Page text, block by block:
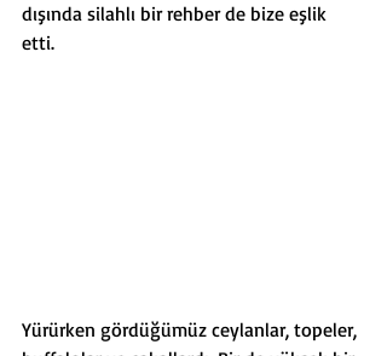
dışında silahlı bir rehber de bize eşlik
etti.
Yürürken gördüğümüz ceylanlar, topeler,